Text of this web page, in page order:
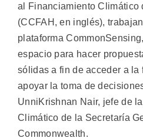
al Financiamiento Climático
(CCFAH, en inglés),
plataforma
espacio para hacer
sólidas a fin de acceder a
apoyar la toma de
UnniKrishnan Nair, jefe de
Climático de la Secretaría
Commonwealth.